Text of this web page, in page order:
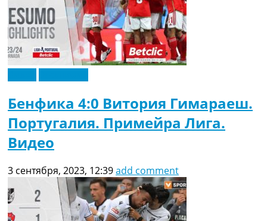
Бенфика 4:0 Витория Гимараеш.
Португалия. Примейра Лига.
Видео
3 сентября, 2023, 12:39add comment